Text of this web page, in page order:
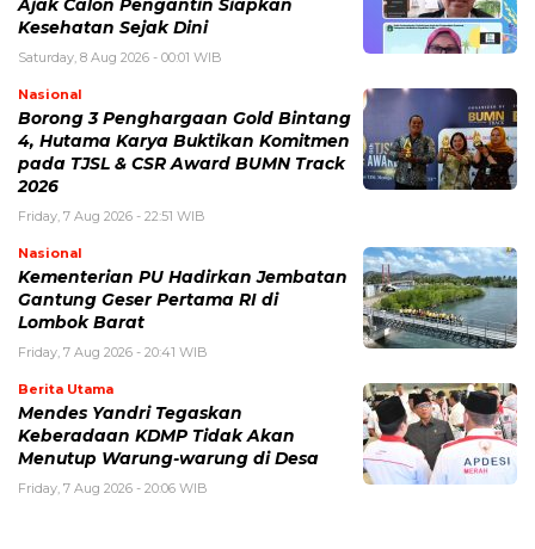
Ajak Calon Pengantin Siapkan
Kesehatan Sejak Dini
Saturday, 8 Aug 2026 - 00:01 WIB
Nasional
Borong 3 Penghargaan Gold Bintang
4, Hutama Karya Buktikan Komitmen
pada TJSL & CSR Award BUMN Track
2026
Friday, 7 Aug 2026 - 22:51 WIB
Nasional
Kementerian PU Hadirkan Jembatan
Gantung Geser Pertama RI di
Lombok Barat
Friday, 7 Aug 2026 - 20:41 WIB
Berita Utama
Mendes Yandri Tegaskan
Keberadaan KDMP Tidak Akan
Menutup Warung-warung di Desa
Friday, 7 Aug 2026 - 20:06 WIB